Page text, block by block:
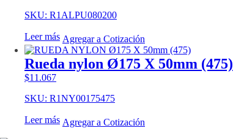
SKU: R1ALPU080200
Leer más Agregar a Cotización
Rueda nylon Ø175 X 50mm (475)
$11.067
SKU: R1NY00175475
Leer más Agregar a Cotización